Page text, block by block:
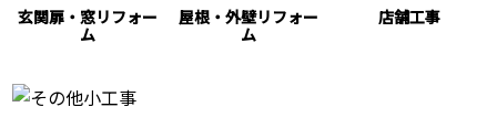
玄関扉・窓リフォー
ム
屋根・外壁リフォー
ム
店舗工事